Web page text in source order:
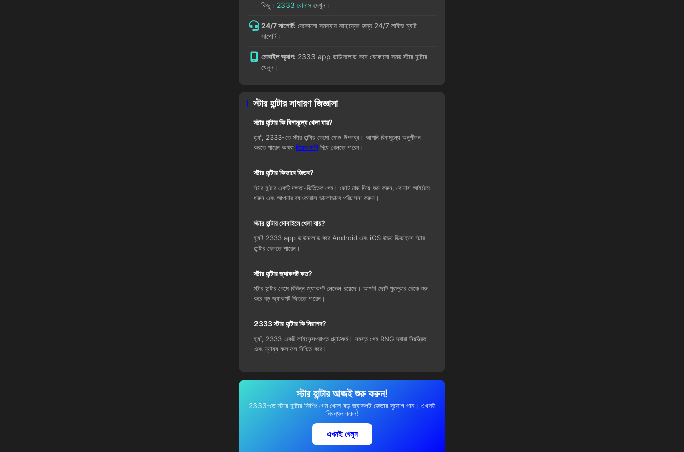
কিছু। 2333 বোনাস দেখুন।
24/7 সাপোর্ট: যেকোনো সমস্যায় সাহায্যের জন্য 24/7 লাইভ চ্যাট
সাপোর্ট।
মোবাইল অ্যাপ: 2333 app ডাউনলোড করে যেকোনো সময় স্টার হান্টার
খেলুন।
স্টার হান্টার সাধারণ জিজ্ঞাসা
স্টার হান্টার কি বিনামূল্যে খেলা যায়?
হ্যাঁ, 2333-তে স্টার হান্টার ডেমো মোড উপলব্ধ। আপনি বিনামূল্যে অনুশীলন
করতে পারেন অথবা রিয়েল মানিদিয়ে খেলতে পারেন।
স্টার হান্টার কিভাবে জিতব?
স্টার হান্টার একটি দক্ষতা-ভিত্তিক গেম। ছোট মাছ দিয়ে শুরু করুন, বোনাস আইটেম
ধরুন এবং আপনার ব্যাংকরোল ভালোভাবে পরিচালনা করুন।
স্টার হান্টার মোবাইলে খেলা যায়?
হ্যাঁ! 2333 app ডাউনলোড করে Android এবং iOS উভয় ডিভাইসে স্টার
হান্টার খেলতে পারেন।
স্টার হান্টার জ্যাকপট কত?
স্টার হান্টার গেমে বিভিন্ন জ্যাকপট লেভেল রয়েছে। আপনি ছোট পুরস্কার থেকে শুরু
করে বড় জ্যাকপট জিততে পারেন।
2333 স্টার হান্টার কি নিরাপদ?
হ্যাঁ, 2333 একটি লাইসেন্সপ্রাপ্ত প্ল্যাটফর্ম। সমস্ত গেম RNG দ্বারা নিয়ন্ত্রিত
এবং ন্যায্য ফলাফল নিশ্চিত করে।
স্টার হান্টার আজই শুরু করুন!
2333-তে স্টার হান্টার ফিশিং গেম খেলে বড় জ্যাকপট জেতার সুযোগ পান। এখনই
নিবন্ধন করুন!
এখনই খেলুন